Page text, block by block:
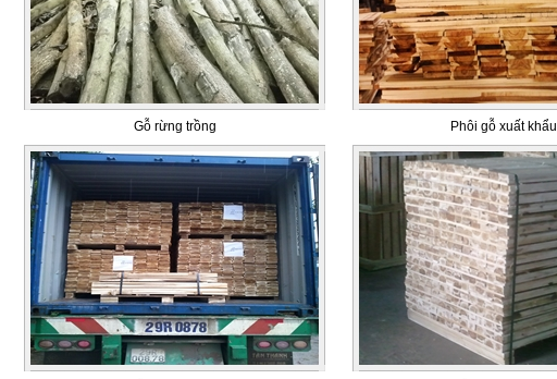
Gỗ rừng trồng Phôi gỗ xuất khẩu